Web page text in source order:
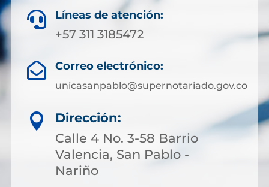
 Líneas de atención:
+57 311 3185472
 Correo electrónico:
unicasanpablo@supernotariado.gov.co

Dirección:
Calle 4 No. 3-58 Barrio
Valencia, San Pablo -
Nariño